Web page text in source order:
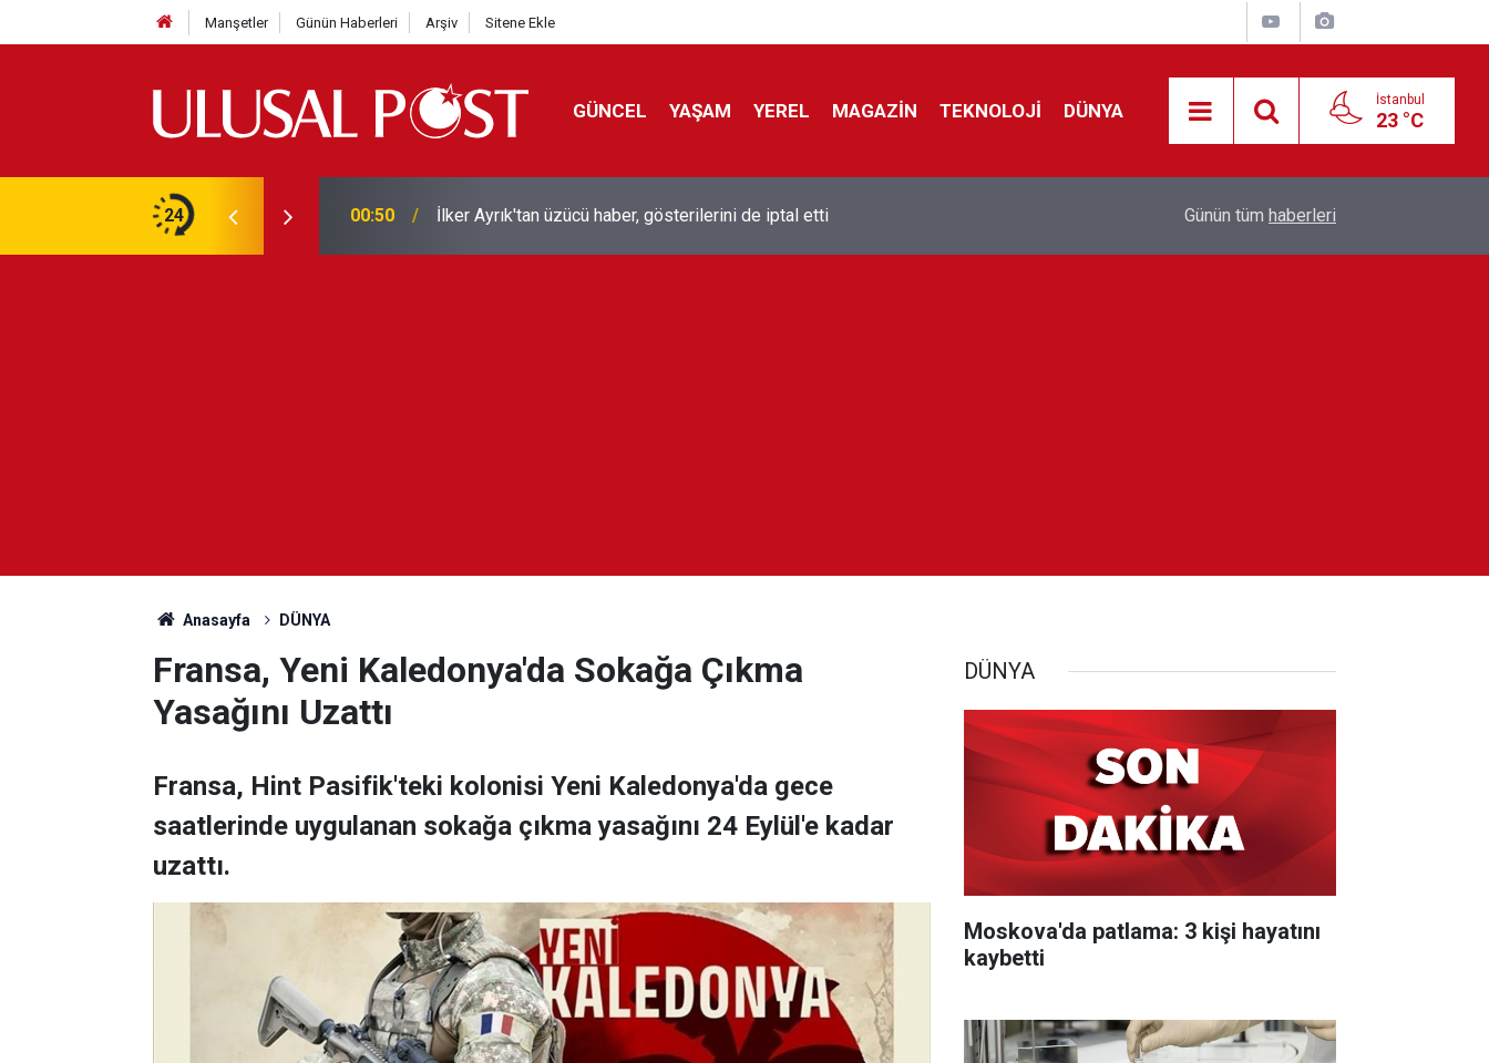
Manşetler Günün Haberleri Arşiv Sitene Ekle
GÜNCEL YAŞAM YEREL MAGAZİN TEKNOLOJİ DÜNYA İstanbul
23 °C
24 00:39
Liverpool efsanesi Mısırlı yıldız Mohamed Salah Trabzonspor ile anlaştı!
Yarın geliyor
Feridun Düzağaç sahnelere ara verdi: ''En az
Günün tüm haberleri
Anasayfa DÜNYA
Fransa, Yeni Kaledonya'da Sokağa Çıkma
Yasağını Uzattı
Fransa, Hint Pasifik'teki kolonisi Yeni Kaledonya'da gece
saatlerinde uygulanan sokağa çıkma yasağını 24 Eylül'e kadar
uzattı.
DÜNYA
Moskova'da patlama: 3 kişi hayatını
kaybetti